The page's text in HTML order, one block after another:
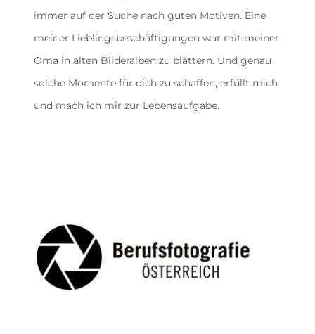
immer auf der Suche nach guten Motiven. Eine
meiner Lieblingsbeschäftigungen war mit meiner
Oma in alten Bilderalben zu blättern. Und genau
solche Momente für dich zu schaffen, erfüllt mich
und mach ich mir zur Lebensaufgabe.